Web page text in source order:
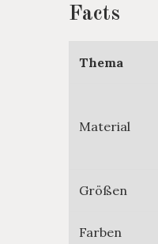
Facts
Thema
Material
Größen
Farben